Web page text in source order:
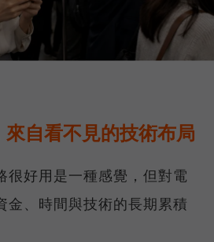
自看不見的技術布局
很好用是一種感覺，但對電
金、時間與技術的長期累積